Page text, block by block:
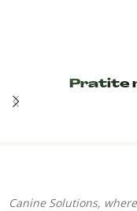
Pratite
Canine Solutions, where